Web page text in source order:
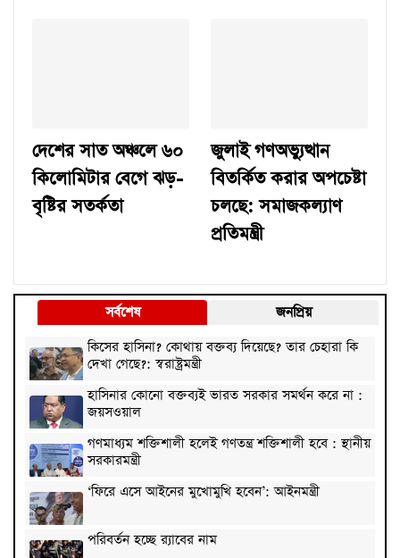
দেশের সাত অঞ্চলে ৬০
কিলোমিটার বেগে ঝড়-
বৃষ্টির সতর্কতা
জুলাই গণঅভ্যুত্থান
বিতর্কিত করার অপচেষ্টা
চলছে: সমাজকল্যাণ
প্রতিমন্ত্রী
সর্বশেষ
জনপ্রিয়
কিসের হাসিনা? কোথায় বক্তব্য দিয়েছে? তার চেহারা কি
দেখা গেছে?: স্বরাষ্ট্রমন্ত্রী
হাসিনার কোনো বক্তব্যই ভারত সরকার সমর্থন করে না :
জয়সওয়াল
গণমাধ্যম শক্তিশালী হলেই গণতন্ত্র শক্তিশালী হবে : স্থানীয়
সরকারমন্ত্রী
‘ফিরে এসে আইনের মুখোমুখি হবেন’: আইনমন্ত্রী
পরিবর্তন হচ্ছে র‌্যাবের নাম